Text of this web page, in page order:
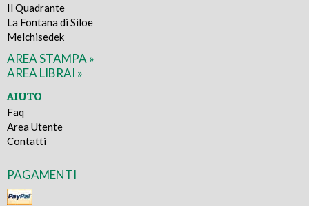
Il Quadrante
La Fontana di Siloe
Melchisedek
AREA STAMPA »
AREA LIBRAI »
AIUTO
Faq
Area Utente
Contatti
PAGAMENTI